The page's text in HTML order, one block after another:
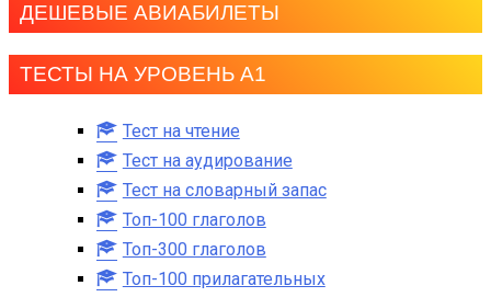
ДЕШЕВЫЕ АВИАБИЛЕТЫ
ТЕСТЫ НА УРОВЕНЬ А1
Тест на чтение
Тест на аудирование
Тест на словарный запас
Топ-100 глаголов
Топ-300 глаголов
Топ-100 прилагательных